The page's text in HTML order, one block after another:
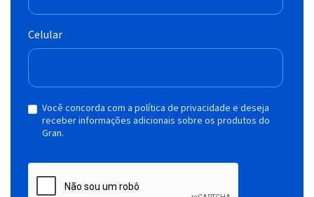
Celular
Você concorda com a política de privacidade e deseja
receber informações adicionais sobre os produtos do
Gran.